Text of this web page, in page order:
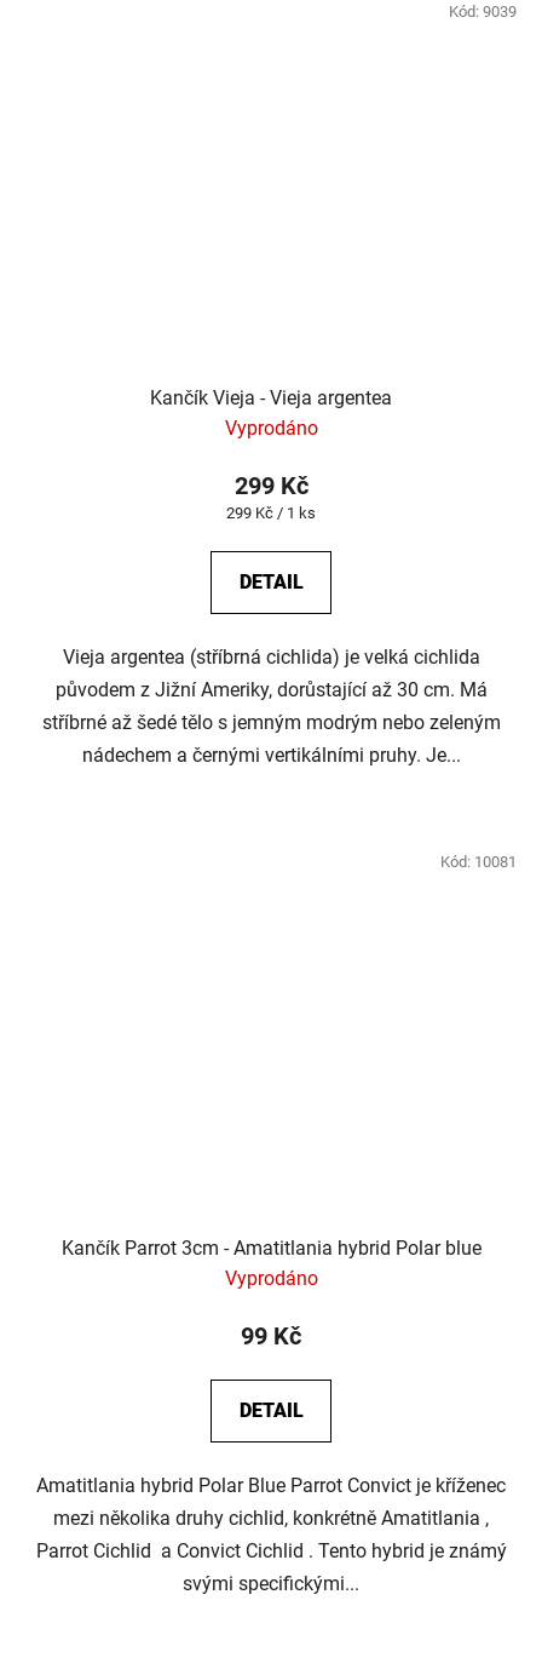
Kančík Vieja - Vieja argentea
Vyprodáno
299 Kč
Měrná
299 Kč / 1 ks
DETAIL
Vieja argentea (stříbrná cichlida) je velká cichlida
původem z Jižní Ameriky, dorůstající až 30 cm. Má
stříbrné až šedé tělo s jemným modrým nebo zeleným
nádechem a černými vertikálními pruhy. Je...
Kód: 9039
Kančík Parrot 3cm - Amatitlania hybrid Polar blue
Vyprodáno
99 Kč
DETAIL
Amatitlania hybrid Polar Blue Parrot Convict je kříženec
mezi několika druhy cichlid, konkrétně Amatitlania ,
Parrot Cichlid a Convict Cichlid . Tento hybrid je známý
svými specifickými...
Kód: 10081